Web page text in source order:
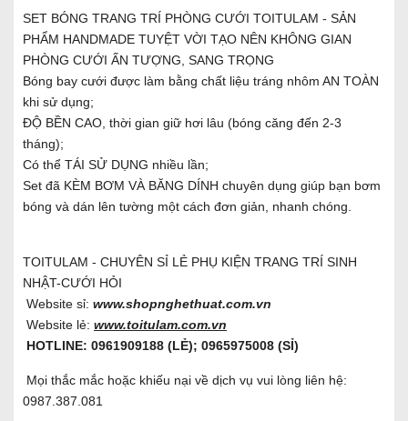
SET BÓNG TRANG TRÍ PHÒNG CƯỚI TOITULAM - SẢN
PHẨM HANDMADE TUYỆT VỜI TẠO NÊN KHÔNG GIAN
PHÒNG CƯỚI ẤN TƯỢNG, SANG TRỌNG
Bóng bay cưới được làm bằng chất liệu tráng nhôm AN TOÀN
khi sử dụng;
ĐỘ BỀN CAO, thời gian giữ hơi lâu (bóng căng đến 2-3
tháng);
Có thể TÁI SỬ DỤNG nhiều lần;
Set đã KÈM BƠM VÀ BĂNG DÍNH chuyên dụng giúp bạn bơm
bóng và dán lên tường một cách đơn giản, nhanh chóng.
TOITULAM - CHUYÊN SỈ LẺ PHỤ KIỆN TRANG TRÍ SINH
NHẬT-CƯỚI HỎI
Website sỉ: www.shopnghethuat.com.vn
Website lẻ: www.toitulam.com.vn
HOTLINE: 0961909188 (LẺ); 0965975008 (SỈ)
Mọi thắc mắc hoặc khiếu nại về dịch vụ vui lòng liên hệ:
0987.387.081